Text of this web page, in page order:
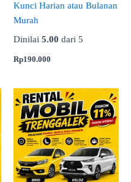
Kunci Harian atau Bulanan
Murah
Dinilai 5.00 dari 5
Rp190.000